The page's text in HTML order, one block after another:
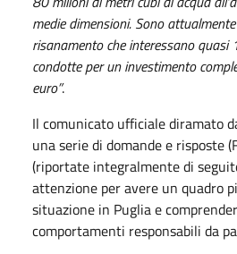
medie dimensioni. Sono
risanamento che interessano quasi
condotte per un investimento
euro”.
Il comunicato ufficiale diramato
una serie di domande e risposte
(riportate integralmente di
attenzione per avere un quadro
situazione in Puglia e
comportamenti responsabili da